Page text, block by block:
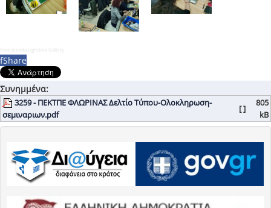
Free Joomla Lightbox Gallery
fShare
Συνημμένα:
3259 - ΠΕΚΤΠΕ ΦΛΩΡΙΝΑΣ Δελτίο Τύπου-Ολοκληρωση-
σεμιναριων.pdf
[ ]
805
kB